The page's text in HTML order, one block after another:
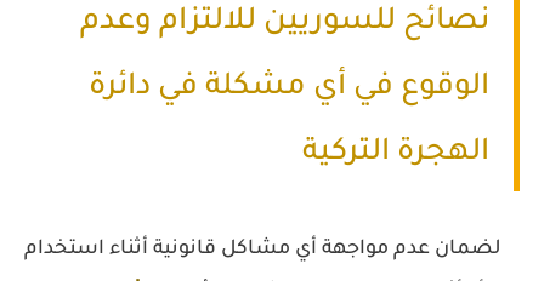
نصائح للسوريين للالتزام وعدم
الوقوع في أي مشكلة في دائرة
الهجرة التركية
لضمان عدم مواجهة أي مشاكل قانونية أثناء استخدام